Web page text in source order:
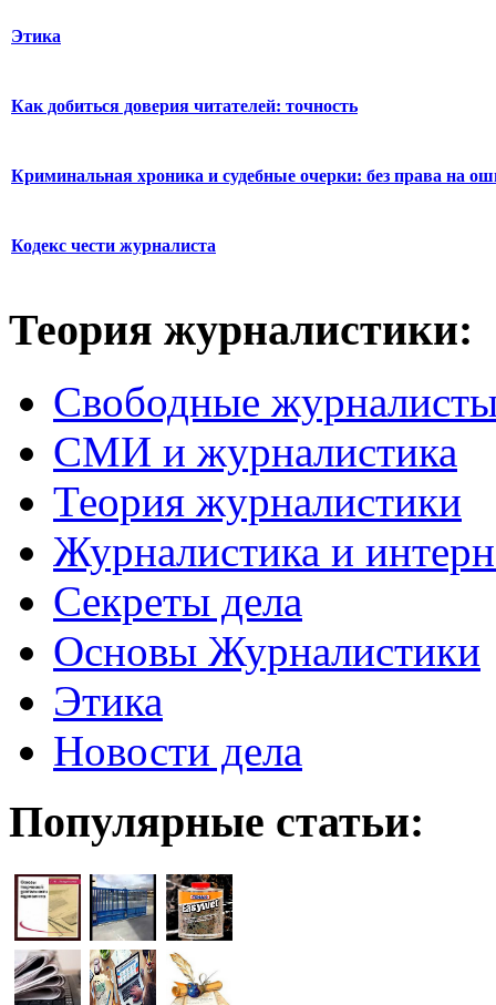
Этика
Как добиться доверия читателей: точность
Криминальная хроника и судебные очерки: без права на
Кодекс чести журналиста
Теория журналистики:
Свободные
СМИ и журналистика
Теория журналистики
Журналистика и
Секреты дела
Основы Журналистики
Этика
Новости дела
Популярные статьи: